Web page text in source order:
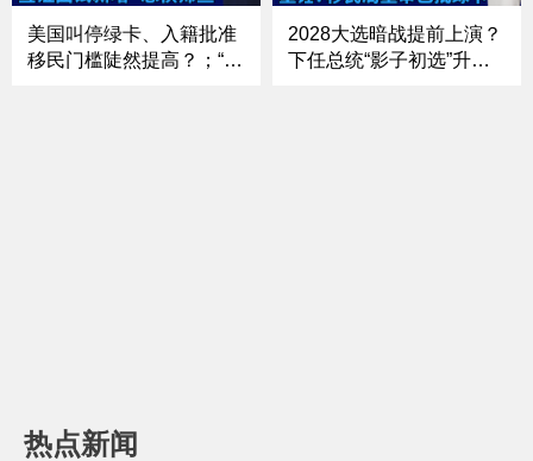
《中文焦点》5/7
美国叫停绿卡、入籍批准
移民门槛陡然提高？；“不
2028大选暗战提前上演？
下任总统“影子初选”升
热点新闻